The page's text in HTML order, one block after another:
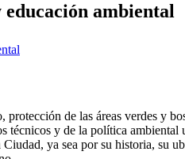
ambiental
de las áreas verdes y
técnicos y de la política ambiental
ya sea por su historia, su